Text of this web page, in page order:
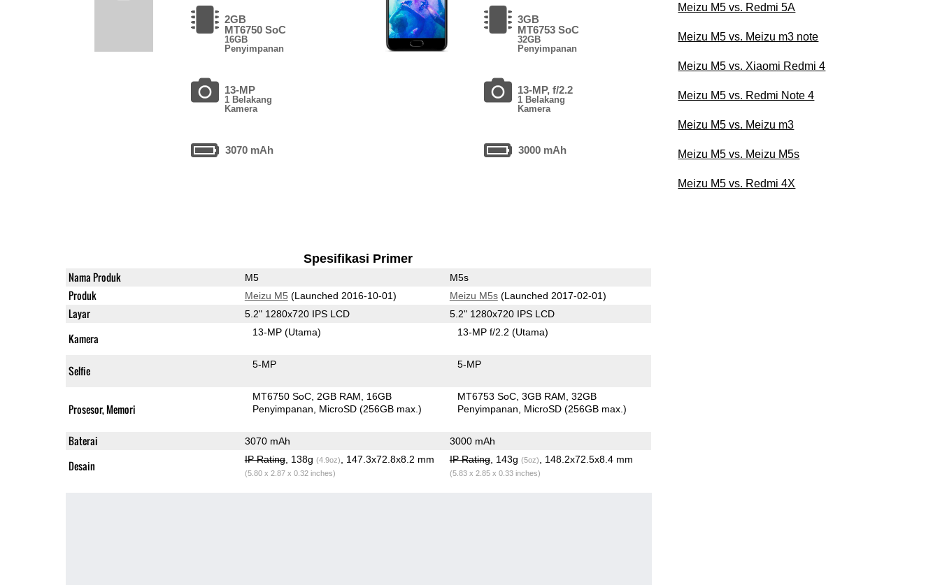
2GB
MT6750 SoC
16GB
Penyimpanan
13-MP
1 Belakang
Kamera
3070 mAh
3GB
MT6753 SoC
32GB
Penyimpanan
13-MP, f/2.2
1 Belakang
Kamera
3000 mAh
Spesifikasi Primer
Nama Produk M5 M5s
Produk Meizu M5 (Launched 2016-10-01) Meizu M5s(Launched 2017-02-01)
Layar 5.2" 1280x720 IPS LCD 5.2" 1280x720 IPS LCD
Kamera 13-MP(Utama) 13-MP f/2.2(Utama)
Selfie 5-MP 5-MP
Prosesor, Memori
MT6750 SoC 2GB RAM
16GB
Penyimpanan
MicroSD (256GB max.)
MT6753 SoC 3GB RAM 32GB
Penyimpanan
MicroSD (256GB max.)
Baterai 3070 mAh 3000 mAh
Desain IP Rating, 138g (4.9oz) , 147.3x72.8x8.2 mm
(5.80 x 2.87 x 0.32 inches)
IP Rating, 143g (5oz) , 148.2x72.5x8.4 mm
(5.83 x 2.85 x 0.33 inches)
Meizu M5 vs. Redmi 5A
Meizu M5 vs. Meizu m3 note
Meizu M5 vs. Xiaomi Redmi 4
Meizu M5 vs. Redmi Note 4
Meizu M5 vs. Meizu m3
Meizu M5 vs. Meizu M5s
Meizu M5 vs. Redmi 4X